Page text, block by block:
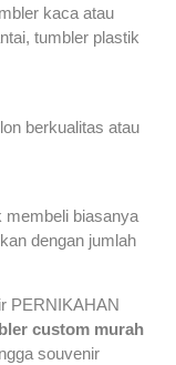
kaca atau
tumbler plastik
berkualitas atau
membeli biasanya
dengan jumlah
PERNIKAHAN
custom murah
souvenir